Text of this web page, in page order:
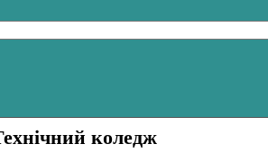
коледж